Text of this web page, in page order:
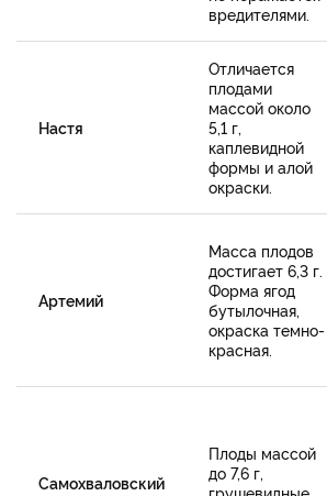
вредителями.
Настя
Отличается
плодами
массой около
5,1 г,
каплевидной
формы и алой
окраски.
Артемий
Масса плодов
достигает 6,3 г.
Форма ягод
бутылочная,
окраска темно-
красная.
Самохваловский
Плоды массой
до 7,6 г,